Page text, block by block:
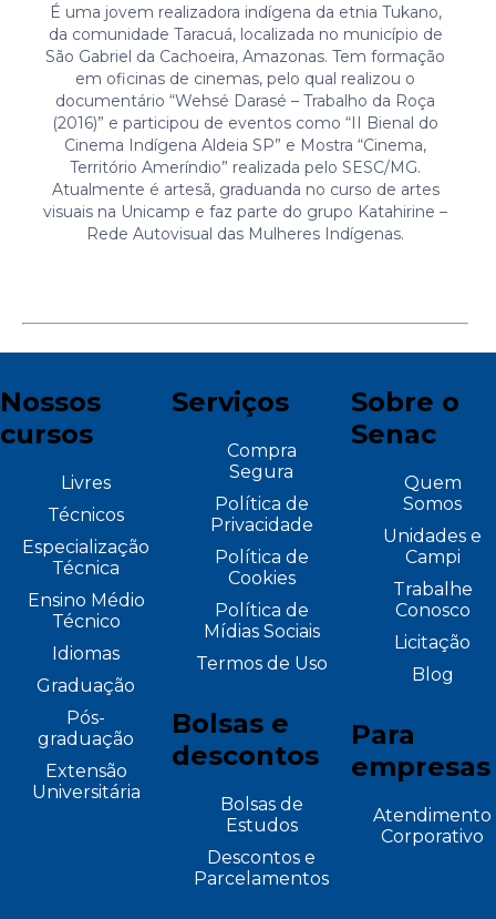
É uma jovem realizadora indígena da etnia Tukano,
da comunidade Taracuá, localizada no município de
São Gabriel da Cachoeira, Amazonas. Tem formação
em oficinas de cinemas, pelo qual realizou o
documentário “Wehsé Darasé – Trabalho da Roça
(2016)” e participou de eventos como “II Bienal do
Cinema Indígena Aldeia SP” e Mostra “Cinema,
Território Ameríndio” realizada pelo SESC/MG.
Atualmente é artesã, graduanda no curso de artes
visuais na Unicamp e faz parte do grupo Katahirine –
Rede Autovisual das Mulheres Indígenas.
Nossos
cursos
Livres
Técnicos
Especialização
Técnica
Ensino Médio
Técnico
Idiomas
Graduação
Pós-
graduação
Extensão
Universitária
Serviços
Compra
Segura
Política de
Privacidade
Política de
Cookies
Política de
Mídias Sociais
Termos de Uso
Bolsas e
descontos
Bolsas de
Estudos
Descontos e
Parcelamentos
Sobre o
Senac
Quem
Somos
Unidades e
Campi
Trabalhe
Conosco
Licitação
Blog
Para
empresas
Atendimento
Corporativo